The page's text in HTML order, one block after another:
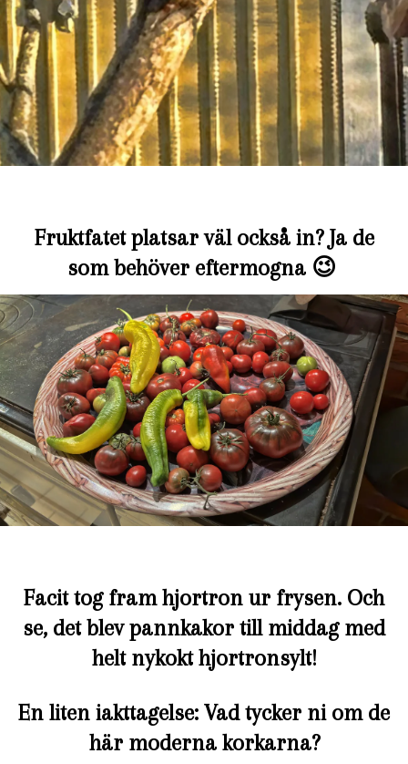
Fruktfatet platsar väl också in? Ja de
som behöver eftermogna 😉
Facit tog fram hjortron ur frysen. Och
se, det blev pannkakor till middag med
helt nykokt hjortronsylt!
En liten iakttagelse: Vad tycker ni om de
här moderna korkarna?